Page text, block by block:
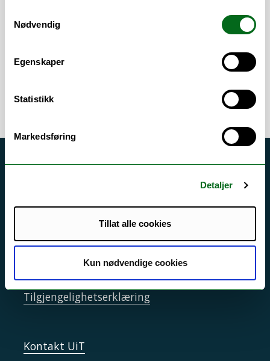
Nødvendig
Egenskaper
Statistikk
Markedsføring
Detaljer
Tillat alle cookies
Kun nødvendige cookies
Offentlig og privat administrasjon
Akutt hjelp
Driftsmeldinger
Personvern ved UiT
Tilgjengelighetserklæring
Kontakt UiT